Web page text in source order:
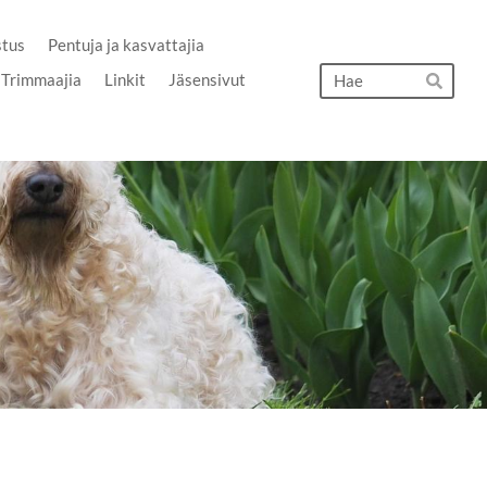
Pentuja ja kasvattajia
Trimmaajia
Linkit Jäsensivut
Hae